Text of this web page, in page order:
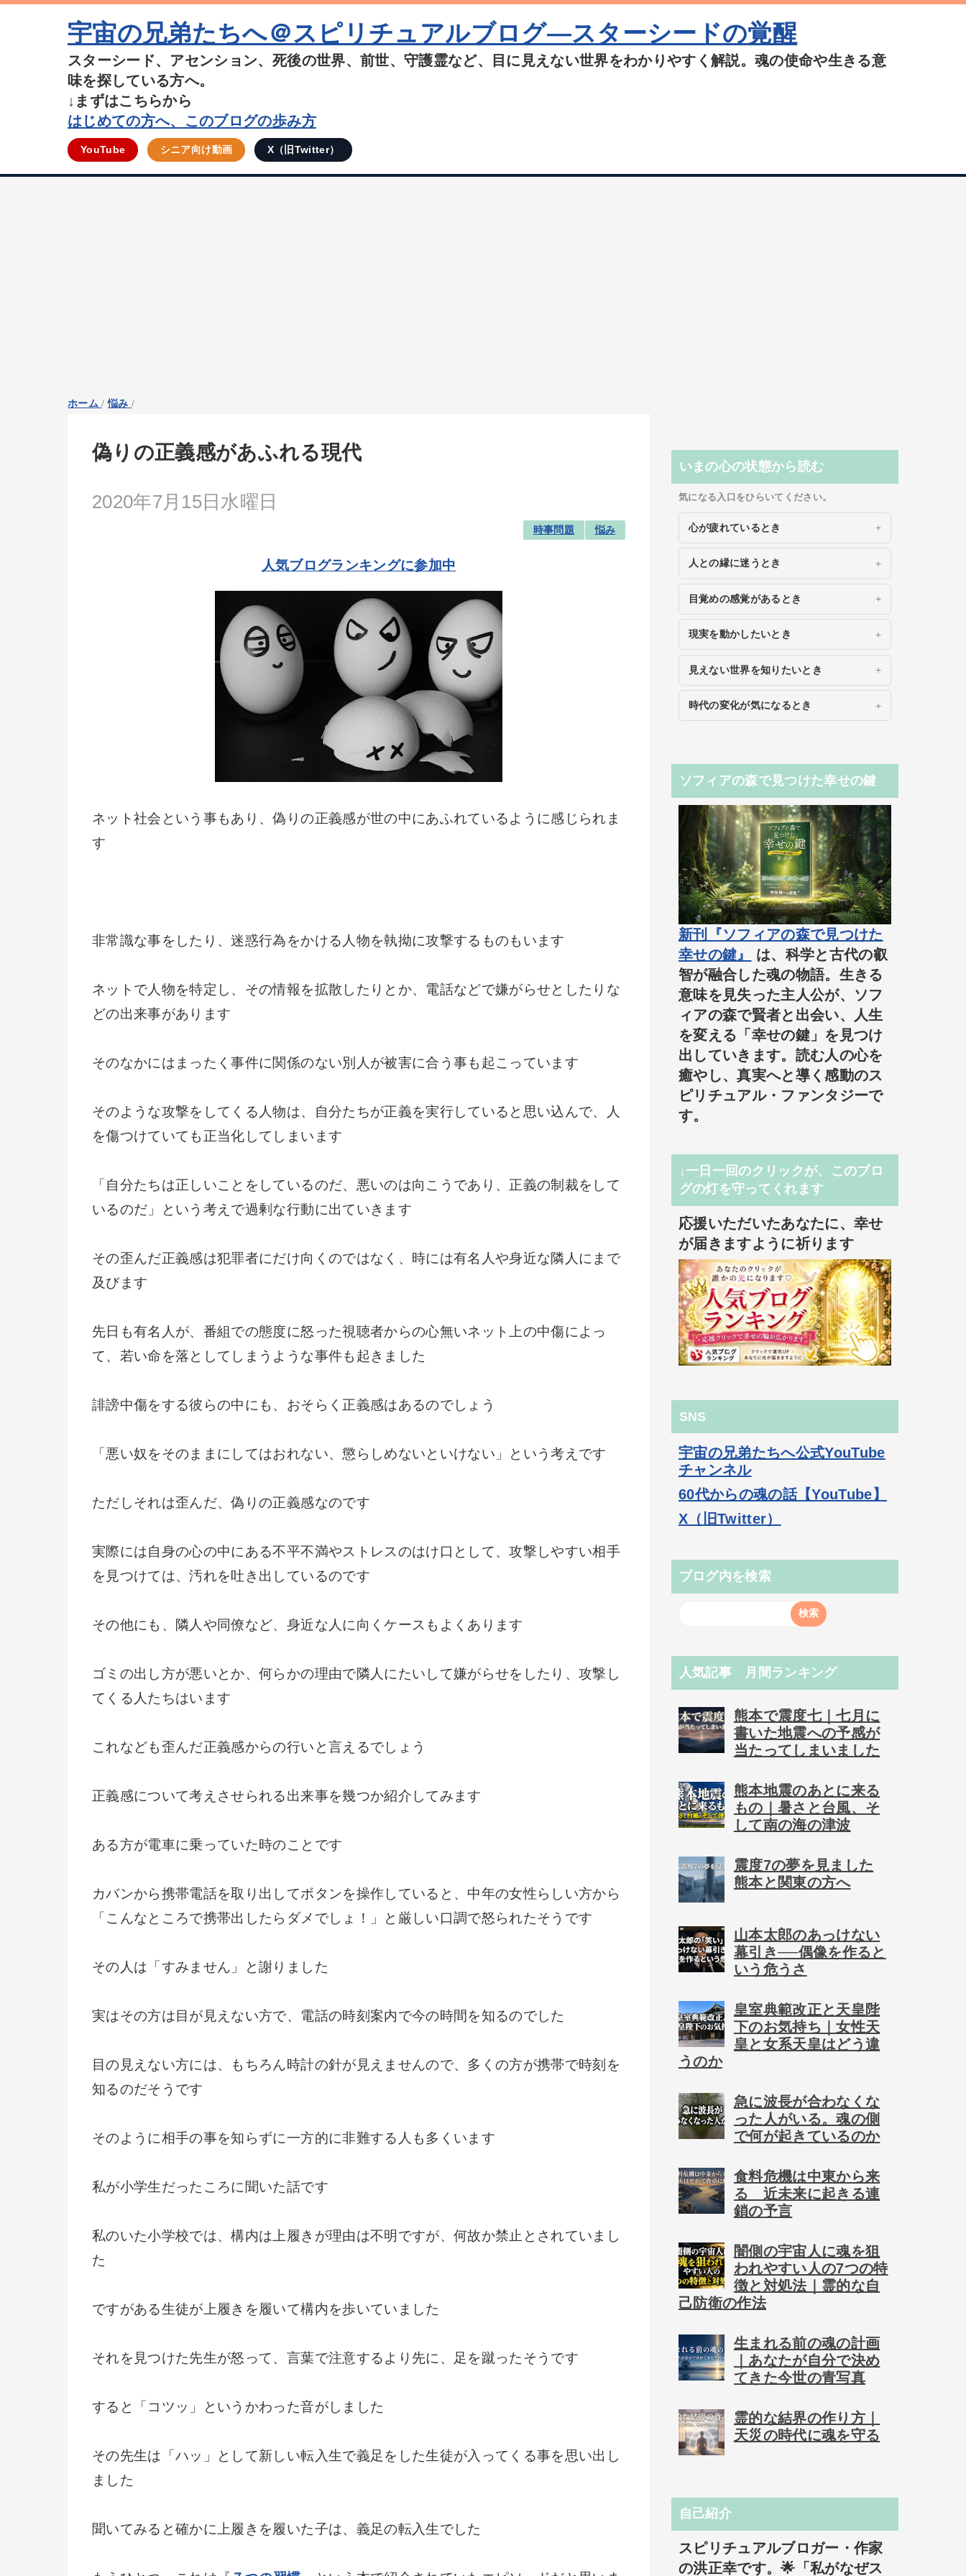
宇宙の兄弟たちへ＠スピリチュアルブログ―スターシードの覚醒
スターシード、アセンション、死後の世界、前世、守護霊など、目に見えない世界をわかりやすく解説。魂の使命や生きる意
味を探している方へ。
↓まずはこちらから
はじめての方へ、このブログの歩み方
YouTube シニア向け動画 X（旧Twitter）
ホーム /悩み /
偽りの正義感があふれる現代
2020年7月15日水曜日
時事問題 悩み
人気ブログランキングに参加中
ネット社会という事もあり、偽りの正義感が世の中にあふれているように感じられま
す
非常識な事をしたり、迷惑行為をかける人物を執拗に攻撃するものもいます
ネットで人物を特定し、その情報を拡散したりとか、電話などで嫌がらせとしたりな
どの出来事があります
そのなかにはまったく事件に関係のない別人が被害に合う事も起こっています
そのような攻撃をしてくる人物は、自分たちが正義を実行していると思い込んで、人
を傷つけていても正当化してしまいます
「自分たちは正しいことをしているのだ、悪いのは向こうであり、正義の制裁をして
いるのだ」という考えで過剰な行動に出ていきます
その歪んだ正義感は犯罪者にだけ向くのではなく、時には有名人や身近な隣人にまで
及びます
先日も有名人が、番組での態度に怒った視聴者からの心無いネット上の中傷によっ
て、若い命を落としてしまうような事件も起きました
誹謗中傷をする彼らの中にも、おそらく正義感はあるのでしょう
「悪い奴をそのままにしてはおれない、懲らしめないといけない」という考えです
ただしそれは歪んだ、偽りの正義感なのです
実際には自身の心の中にある不平不満やストレスのはけ口として、攻撃しやすい相手
を見つけては、汚れを吐き出しているのです
その他にも、隣人や同僚など、身近な人に向くケースもよくあります
ゴミの出し方が悪いとか、何らかの理由で隣人にたいして嫌がらせをしたり、攻撃し
てくる人たちはいます
これなども歪んだ正義感からの行いと言えるでしょう
正義感について考えさせられる出来事を幾つか紹介してみます
ある方が電車に乗っていた時のことです
カバンから携帯電話を取り出してボタンを操作していると、中年の女性らしい方から
「こんなところで携帯出したらダメでしょ！」と厳しい口調で怒られたそうです
その人は「すみません」と謝りました
実はその方は目が見えない方で、電話の時刻案内で今の時間を知るのでした
目の見えない方には、もちろん時計の針が見えませんので、多くの方が携帯で時刻を
知るのだそうです
そのように相手の事を知らずに一方的に非難する人も多くいます
私が小学生だったころに聞いた話です
私のいた小学校では、構内は上履きが理由は不明ですが、何故か禁止とされていまし
た
ですがある生徒が上履きを履いて構内を歩いていました
それを見つけた先生が怒って、言葉で注意するより先に、足を蹴ったそうです
すると「コツッ」というかわった音がしました
その先生は「ハッ」として新しい転入生で義足をした生徒が入ってくる事を思い出し
ました
聞いてみると確かに上履きを履いた子は、義足の転入生でした
いまの心の状態から読む
気になる入口をひらいてください。
心が疲れているとき
人との縁に迷うとき
目覚めの感覚があるとき
現実を動かしたいとき
見えない世界を知りたいとき
時代の変化が気になるとき
ソフィアの森で見つけた幸せの鍵
新刊『ソフィアの森で見つけた
幸せの鍵』
は、科学と古代の叡
智が融合した魂の物語。生きる
意味を見失った主人公が、ソフ
ィアの森で賢者と出会い、人生
を変える「幸せの鍵」を見つけ
出していきます。読む人の心を
癒やし、真実へと導く感動のス
ピリチュアル・ファンタジーで
す。
↓一日一回のクリックが、このブロ
グの灯を守ってくれます
応援いただいたあなたに、幸せ
が届きますように祈ります
SNS
宇宙の兄弟たちへ公式YouTube
チャンネル
60代からの魂の話【YouTube】
X（旧Twitter）
ブログ内を検索
人気記事 月間ランキング
熊本で震度七｜七月に
書いた地震への予感が
当たってしまいました
熊本地震のあとに来る
もの｜暑さと台風、そ
して南の海の津波
震度7の夢を見ました
熊本と関東の方へ
山本太郎のあっけない
幕引き──偶像を作ると
いう危うさ
皇室典範改正と天皇陛
下のお気持ち｜女性天
皇と女系天皇はどう違
うのか
急に波長が合わなくな
った人がいる。魂の側
で何が起きているのか
食料危機は中東から来
る 近未来に起きる連
鎖の予言
闇側の宇宙人に魂を狙
われやすい人の7つの特
徴と対処法｜霊的な自
己防衛の作法
生まれる前の魂の計画
｜あなたが自分で決め
てきた今世の青写真
霊的な結界の作り方｜
天災の時代に魂を守る
自己紹介
スピリチュアルブロガー・作家
の洪正幸です。🌟「私がなぜス